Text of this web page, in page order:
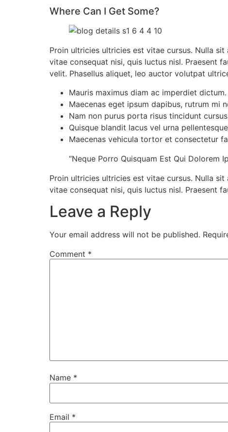
Where Can I Get Some?
Proin ultricies ultricies est vitae cursus. Nulla
vitae consequat nisi, quis luctus nisl. Praesent
velit. Phasellus aliquet, leo auctor volutpat
Mauris maximus diam ac imperdiet dictum.
Maecenas eget ipsum dapibus, rutrum mi
Nam non purus porta risus tincidunt
Quisque blandit lacus vel urna
Maecenas vehicula tortor et consectetur
“Neque Porro Quisquam Est Qui Dolorem
Proin ultricies ultricies est vitae cursus. Nulla
vitae consequat nisi, quis luctus nisl. Praesent
Leave a Reply
Your email address will not be published.
Comment *
Name *
Email *